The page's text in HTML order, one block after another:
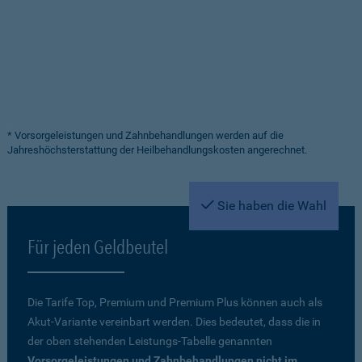
* Vorsorgeleistungen und Zahnbehandlungen werden auf die
Jahreshöchsterstattung der Heilbehandlungskosten angerechnet.
Sie haben die Wahl
Für jeden Geldbeutel
Die Tarife Top, Premium und Premium Plus können auch als
Akut-Variante vereinbart werden. Dies bedeutet, dass die in
der oben stehenden Leistungs-Tabelle genannten